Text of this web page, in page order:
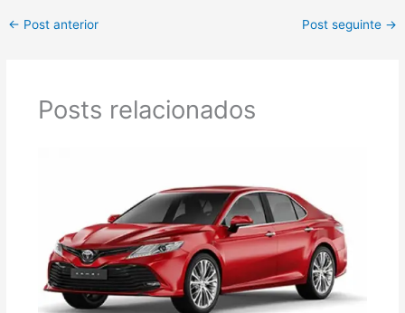
← Post anterior Post seguinte →
Posts relacionados